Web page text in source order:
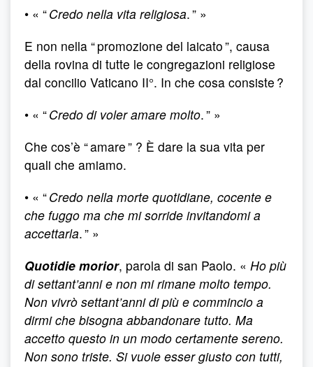
• « “Credo nella vita religiosa. ” »
E non nella “ promozione del laicato ”, causa
della rovina di tutte le congregazioni religiose
dal concilio Vaticano II°. In che cosa consiste ?
• « “Credo di voler amare molto. ” »
Che cos’è “ amare ” ? È dare la sua vita per
quali che amiamo.
• « “Credo nella morte quotidiane, cocente e
che fuggo ma che mi sorride invitandomi a
accettarla. ” »
Quotidie morior, parola di san Paolo. « Ho più
di settant’anni e non mi rimane molto tempo.
Non vivrò settant’anni di più e commincio a
dirmi che bisogna abbandonare tutto. Ma
accetto questo in un modo certamente sereno.
Non sono triste. Si vuole esser giusto con tutti,